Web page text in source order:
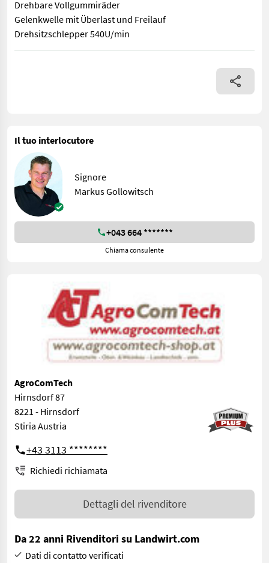
Drehbare Vollgummiräder
Gelenkwelle mit Überlast und Freilauf
Drehsitzschlepper 540U/min
Front Heckanbau möglich Drehbare Vollgummiräder
Il tuo interlocutore
Signore
Markus Gollowitsch
+043 664 *******
Chiama consulente
AgroComTech
Hirnsdorf 87
8221 - Hirnsdorf
Stiria Austria
+43 3113 ********
Richiedi richiamata
Dettagli del rivenditore
Da 22 anni Rivenditori su Landwirt.com
Dati di contatto verificati